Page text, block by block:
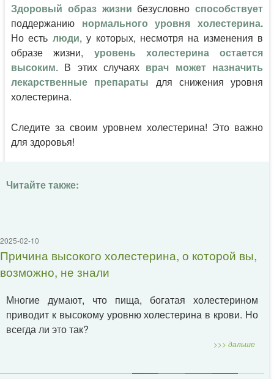
Здоровый образ жизни безусловно способствует
поддержанию нормального уровня холестерина.
Но есть люди, у которых, несмотря на изменения в
образе жизни, уровень холестерина остается
высоким. В этих случаях врач может назначить
лекарственные препараты для снижения уровня
холестерина.
Следите за своим уровнем холестерина! Это важно
для здоровья!
Читайте также:
2025-02-10
Причина высокого холестерина, о которой вы,
возможно, не знали
Многие думают, что пища, богатая холестерином
приводит к высокому уровню холестерина в крови. Но
всегда ли это так?
>>> дальше